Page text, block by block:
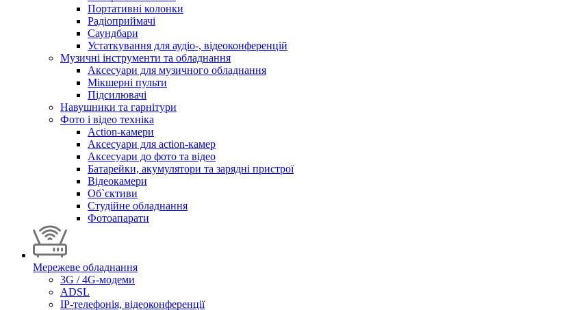
Портативні колонки
Радіоприймачі
Саундбари
Устаткування для аудіо-, відеоконференцій
Музичні інструменти та обладнання
Аксесуари для музичного обладнання
Мікшерні пульти
Підсилювачі
Навушники та гарнітури
Фото і відео техніка
Action-камери
Аксесуари для action-камер
Аксесуари до фото та відео
Батарейки, акумулятори та зарядні пристрої
Відеокамери
Об`єктиви
Студійне обладнання
Фотоапарати
Мережеве обладнання
3G / 4G-модеми
ADSL
IP-телефонія, відеоконференції